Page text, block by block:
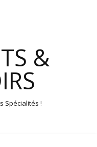
&
Spécialités !